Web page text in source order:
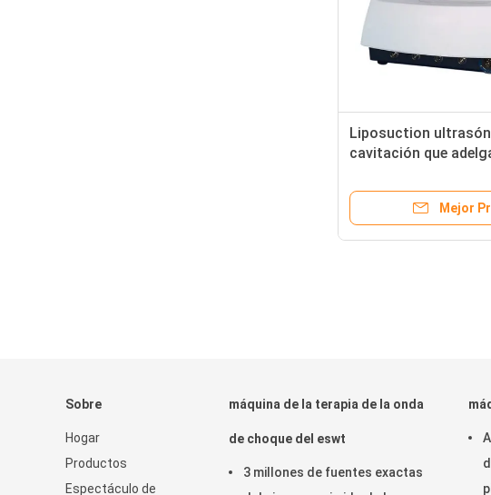
Liposuction
cavitación que
Mejor
Sobre
Hogar
Productos
Espectáculo de
máquina de la terapia de la onda
de choque del eswt
3 millones de fuentes exactas